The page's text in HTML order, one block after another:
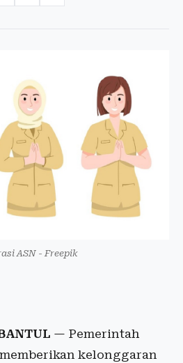
ASN - Freepik
— Pemerintah
kelonggaran